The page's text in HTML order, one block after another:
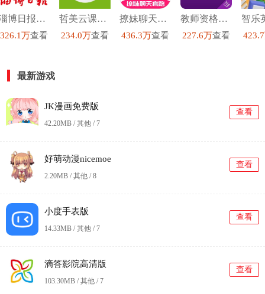
淄博日报官方最新版
326.1万查看
哲美云课堂最新免费版
234.0万查看
撩妹聊天套路安卓免费版
436.3万查看
教师资格证手机最新版
227.6万查看
最新游戏
JK漫画免费版
42.20MB / 其他 /7
查看
好萌动漫nicemoe
2.20MB / 其他 /8
查看
小度手表版
14.33MB / 其他 /7
查看
滴答影院高清版
103.30MB / 其他 /7
查看